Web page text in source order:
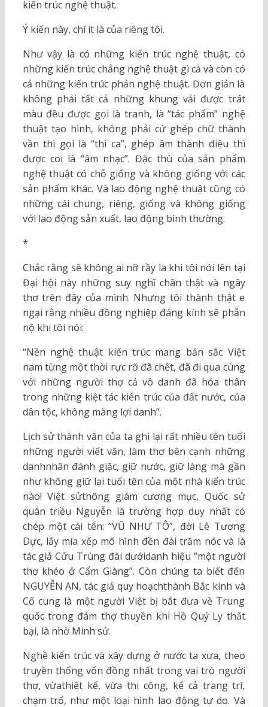
kiến trúc nghệ thuật.
Ý kiến này, chí ít là của riêng tôi.
Như vậy là có những kiến trúc nghệ thuật, có
những kiến trúc chẳng nghệ thuật gì cả và còn có
cả những kiến trúc phản nghệ thuật. Đơn giản là
không phải tất cả những khung vải được trát
màu đều được gọi là tranh, là “tác phẩm” nghệ
thuật tạo hình, không phải cứ ghép chữ thành
vần thì gọi là “thi ca”, ghép âm thành điệu thì
được coi là “âm nhạc”. Đặc thù của sản phẩm
nghệ thuật có chỗ giống và không giống với các
sản phẩm khác. Và lao động nghệ thuật cũng có
những cái chung, riêng, giống và không giống
với lao động sản xuất, lao động bình thường.
*
Chắc rằng sẽ không ai nỡ rầy la khi tôi nói lên tại
Đại hội này những suy nghĩ chân thật và ngây
thơ trên đây của mình. Nhưng tôi thành thật e
ngại rằng nhiều đồng nghiệp đáng kính sẽ phẫn
nộ khi tôi nói:
“Nền nghệ thuật kiến trúc mang bản sắc Việt
nam từng một thời rực rỡ đã chết, đã đi qua cùng
với những người thợ cả vô danh đã hóa thân
trong những kiệt tác kiến trúc của đất nước, của
dân tộc, không màng lợi danh”.
Lịch sử thành văn của ta ghi lại rất nhiều tên tuổi
những người viết văn, làm thơ bên cạnh những
danhnhân đánh giặc, giữ nước, giữ làng mà gần
như không giữ lại tuổi tên của một nhà kiến trúc
nào! Việt sửthông giám cương mục, Quốc sử
quán triều Nguyễn là trường hợp duy nhất có
chép một cái tên: “VŨ NHƯ TÔ”, đời Lê Tương
Dực, lấy mía xếp mô hình đền đài trăm nóc và là
tác giả Cửu Trùng đài dướidanh hiệu “một người
thợ khéo ở Cẩm Giàng”. Còn chúng ta biết đến
NGUYỄN AN, tác giả quy hoạchthành Bắc kinh và
Cố cung là một người Việt bị bắt đưa về Trung
quốc trong đám thợ thuyền khi Hồ Quý Ly thất
bại, là nhờ Minh sử.
Nghề kiến trúc và xây dựng ở nước ta xưa, theo
truyền thống vốn đồng nhất trong vai trò người
thợ, vừathiết kế, vừa thi công, kể cả trang trí,
chạm trổ, như một loại hình lao động tự do. Và